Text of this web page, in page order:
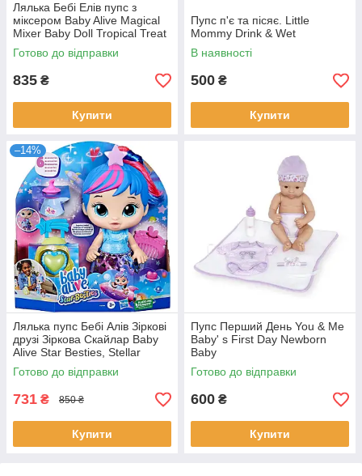
Лялька Бебі Елів пупс з
міксером Baby Alive Magical
Mixer Baby Doll Tropical Treat
with Blender
Готово до відправки
835 ₴
Купити
Пупс п'є та пісяє. Little
Mommy Drink & Wet
В наявності
500 ₴
Купити
–14%
Лялька пупс Бебі Алів Зіркові
друзі Зіркова Скайлар Baby
Alive Star Besties, Stellar
Skylar
Готово до відправки
731 ₴ 850 ₴
Купити
Пупс Перший День You & Me
Baby' s First Day Newborn
Baby
Готово до відправки
600 ₴
Купити